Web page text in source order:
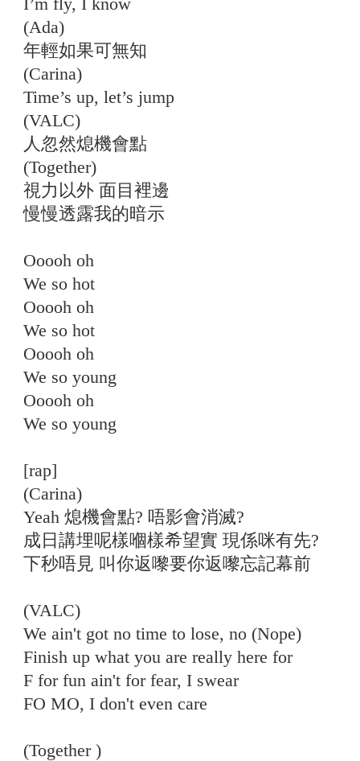
(Ada)
年輕如果可無知
(Carina)
Time’s up, let’s jump
(VALC)
人忽然熄機會點
(Together)
視力以外 面目裡邊
慢慢透露我的暗示
Ooooh oh
We so hot
Ooooh oh
We so hot
Ooooh oh
We so young
Ooooh oh
We so young
[rap]
(Carina)
Yeah 熄機會點? 唔影會消滅?
成日講埋呢樣嗰樣希望實 現係咪有先?
下秒唔見 叫你返嚟要你返嚟忘記幕前
(VALC)
We ain't got no time to lose, no (Nope)
Finish up what you are really here for
F for fun ain't for fear, I swear
FO MO, I don't even care
(Together )